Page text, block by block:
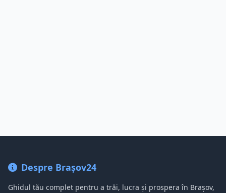
Despre Brașov24
Ghidul tău complet pentru a trăi, lucra și prospera în Brașov,